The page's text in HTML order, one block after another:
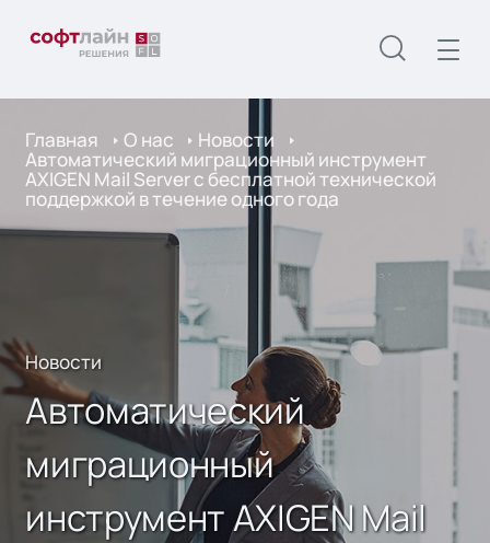
Главная О нас Новости
Автоматический миграционный инструмент
AXIGEN Mail Server с бесплатной технической
поддержкой в течение одного года
Новости
Автоматический
миграционный
инструмент AXIGEN Mail